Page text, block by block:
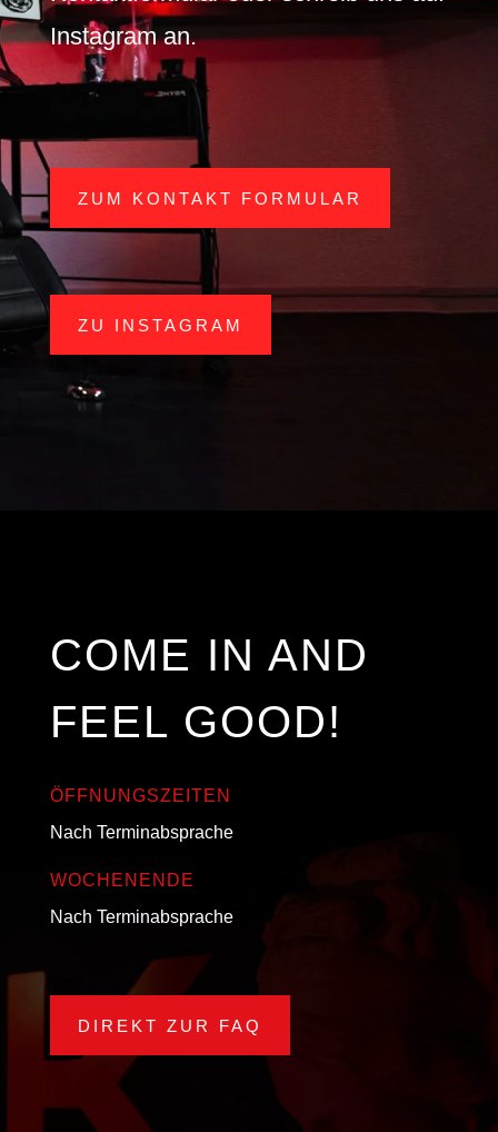
Instagram an.
ZUM KONTAKT FORMULAR
ZU INSTAGRAM
COME IN AND
FEEL GOOD!
ÖFFNUNGSZEITEN
Nach Terminabsprache
WOCHENENDE
Nach Terminabsprache
DIREKT ZUR FAQ